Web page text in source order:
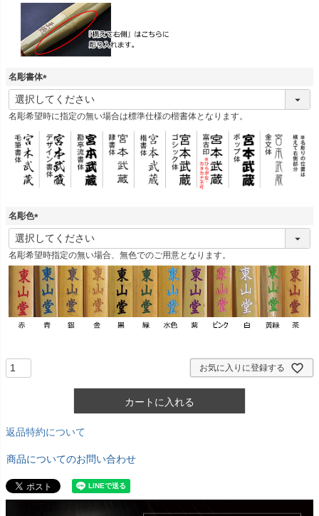
名彫書体
(
必
須
名彫希望時に指定の無い場合は標準仕様の楷書体となります。
名彫色
(
必
須
名彫希望時指定の無い場合、無色でのご用意となります。
お気に入りに登録する
カートに入れる
返品特約について
商品についてのお問い合わせ